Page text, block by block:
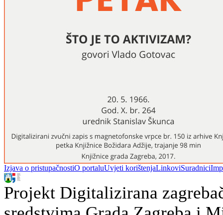
Izjava o pristupačnostiO portaluUvjeti korištenjaLinkoviSuradnici
Projekt Digitalizirana